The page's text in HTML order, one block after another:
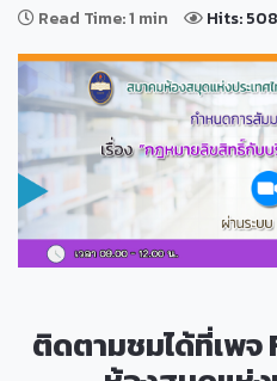
Read Time: 1 min Hits:
ติดตามชมได้ที่เพ